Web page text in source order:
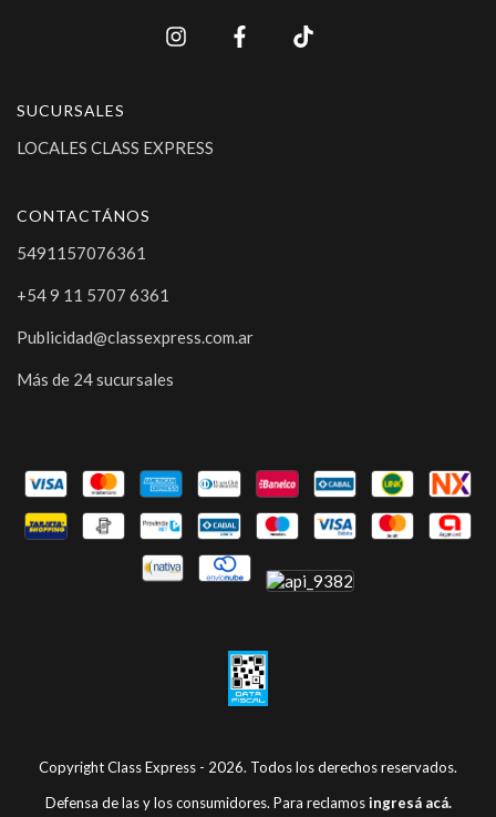
SUCURSALES
LOCALES CLASS EXPRESS
CONTACTÁNOS
5491157076361
+54 9 11 5707 6361
Publicidad@classexpress.com.ar
Más de 24 sucursales
Copyright Class Express - 2026. Todos los derechos reservados.
Defensa de las y los consumidores. Para reclamos ingresá acá.